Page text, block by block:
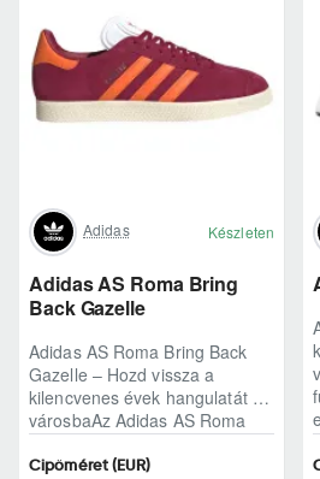
Adidas Készleten
Adidas AS Roma Bring
Back Gazelle
Adidas AS Roma Bring Back
Gazelle – Hozd vissza a
kilencvenes évek hangulatát a
városbaAz Adidas AS Roma
Bring Back Gazelle nem
egyszerű sneaker, hane..
Cipőméret (EUR)